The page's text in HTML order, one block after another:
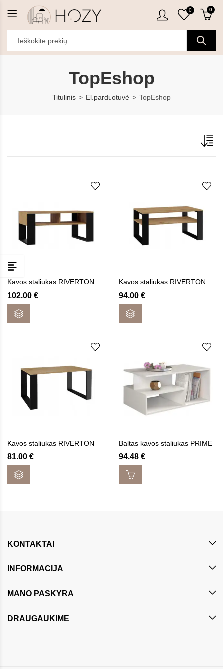
0 0
TopEshop
Titulinis El.parduotuvė TopEshop
102.00 € 94.00 €
Kavos staliukas RIVERTON
81.00 €
Baltas kavos staliukas PRIME
94.48 €
KONTAKTAI
INFORMACIJA
MANO PASKYRA
DRAUGAUKIME